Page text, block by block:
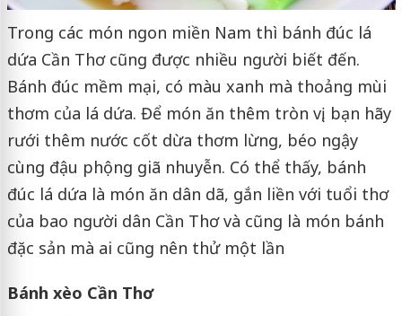
Trong các món ngon miền Nam thì bánh đúc lá
dứa Cần Thơ cũng được nhiều người biết đến.
Bánh đúc mềm mại, có màu xanh mà thoảng mùi
thơm của lá dứa. Để món ăn thêm tròn vị, bạn hãy
rưới thêm nước cốt dừa thơm lừng, béo ngậy
cùng đậu phộng giã nhuyễn. Có thể thấy, bánh
đúc lá dứa là món ăn dân dã, gắn liền với tuổi thơ
của bao người dân Cần Thơ và cũng là món bánh
đặc sản mà ai cũng nên thử một lần
Bánh xèo Cần Thơ